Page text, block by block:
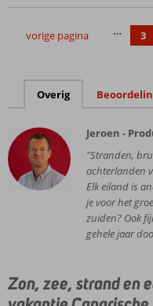
met
vorige pagina … 3
Overig
Jeroen -
"Stranden,
achterlanden
Elk eiland is
je voor het
zuiden? Ook
gehele jaar
Zon, zee, strand en